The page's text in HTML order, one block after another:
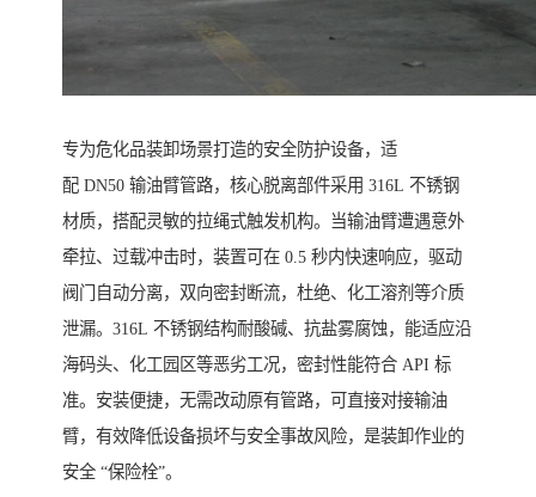
专为危化品装卸场景打造的安全防护设备，适
配 DN50 输油臂管路，核心脱离部件采用 316L 不锈钢
材质，搭配灵敏的拉绳式触发机构。当输油臂遭遇意外
牵拉、过载冲击时，装置可在 0.5 秒内快速响应，驱动
阀门自动分离，双向密封断流，杜绝、化工溶剂等介质
泄漏。316L 不锈钢结构耐酸碱、抗盐雾腐蚀，能适应沿
海码头、化工园区等恶劣工况，密封性能符合 API 标
准。安装便捷，无需改动原有管路，可直接对接输油
臂，有效降低设备损坏与安全事故风险，是装卸作业的
安全 “保险栓”。